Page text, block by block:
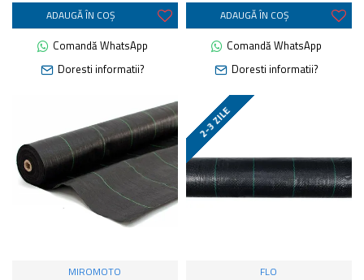
ADAUGĂ ÎN COŞ
Comandă WhatsApp
Doresti informatii?
ADAUGĂ ÎN COŞ
Comandă WhatsApp
Doresti informatii?
MIROMOTO
2-3 ZILE
FLO